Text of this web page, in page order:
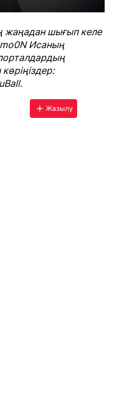
жаңадан шығып келе
Исаның
.
Жазылу